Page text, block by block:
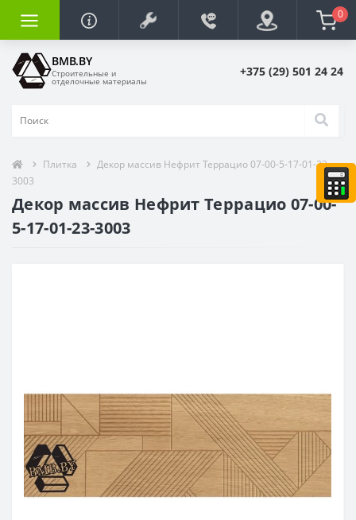
0
BMB.BY
Строительные и
отделочные материалы
+375 (29) 501 24 24
Плитка
Декор массив Нефрит Террацио 07-00-5-17-01-23-
3003
Декор массив Нефрит Террацио 07-00-
5-17-01-23-3003